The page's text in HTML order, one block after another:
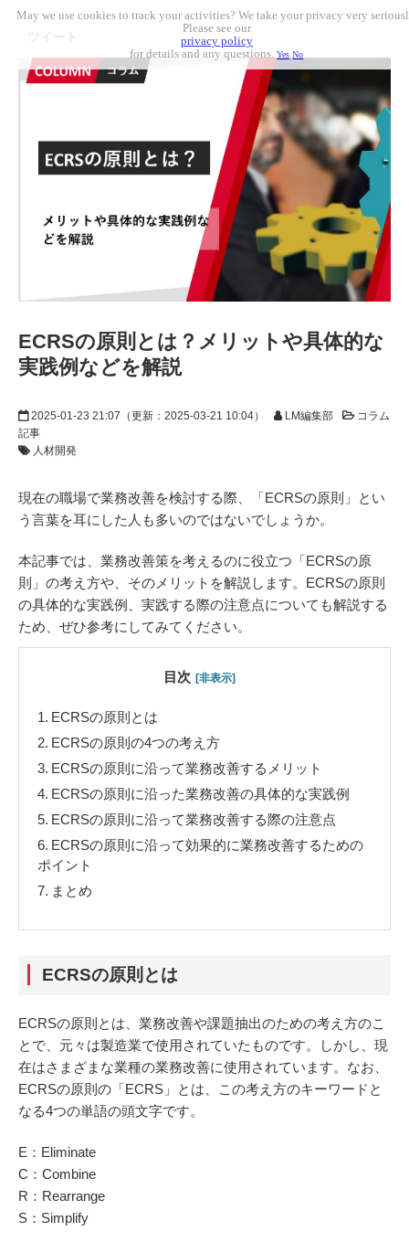
ツイート
ECRSの原則とは？メリットや具体的な
実践例などを解説
2025-01-23 21:07 （更新： 2025-03-21 10:04） LM編集部
コラム
記事
人材開発
現在の職場で業務改善を検討する際、「ECRSの原則」とい
う言葉を耳にした人も多いのではないでしょうか。
本記事では、業務改善策を考えるのに役立つ「ECRSの原
則」の考え方や、そのメリットを解説します。ECRSの原則
の具体的な実践例、実践する際の注意点についても解説する
ため、ぜひ参考にしてみてください。
目次 [非表示]
1. ECRSの原則とは
2. ECRSの原則の4つの考え方
3. ECRSの原則に沿って業務改善するメリット
4. ECRSの原則に沿った業務改善の具体的な実践例
5. ECRSの原則に沿って業務改善する際の注意点
6. ECRSの原則に沿って効果的に業務改善するための
ポイント
7. まとめ
ECRSの原則とは
ECRSの原則とは、業務改善や課題抽出のための考え方のこ
とで、元々は製造業で使用されていたものです。しかし、現
在はさまざまな業種の業務改善に使用されています。なお、
ECRSの原則の「ECRS」とは、この考え方のキーワードと
なる4つの単語の頭文字です。
E：Eliminate
C：Combine
R：Rearrange
S：Simplify
May we use cookies to track your activities? We take your privacy very
Please see our
privacy policy
for details and any questions.Yes No